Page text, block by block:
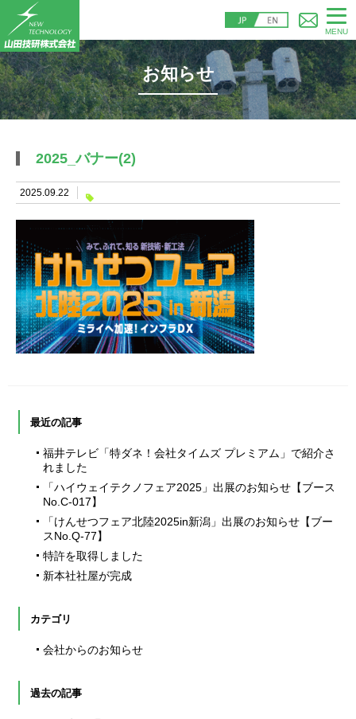
MENU
お知らせ
2025_バナー(2)
2025.09.22
最近の記事
福井テレビ「特ダネ！会社タイムズ プレミアム」で紹介さ
れました
「ハイウェイテクノフェア2025」出展のお知らせ【ブース
No.C-017】
「けんせつフェア北陸2025in新潟」出展のお知らせ【ブー
スNo.Q-77】
特許を取得しました
新本社社屋が完成
カテゴリ
会社からのお知らせ
過去の記事